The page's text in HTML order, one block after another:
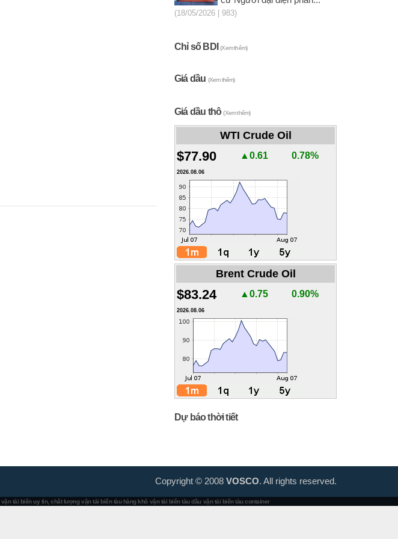
(18/05/2026 | 983)
Chỉ số BDI(Xem thêm)
Giá dầu (Xem thêm)
Giá dầu thô(Xem thêm)
WTI Crude Oil
$77.90 ▲0.61 0.78%
2026.08.06
Brent Crude Oil
$83.24 ▲0.75 0.90%
2026.08.06
Dự báo thời tiết
Copyright © 2008 VOSCO. All rights reserved.
vận tải biển uy tín, chất lượng vận tải biển tàu hàng khô vận tải biển tàu dầu vận tải biển tàu container